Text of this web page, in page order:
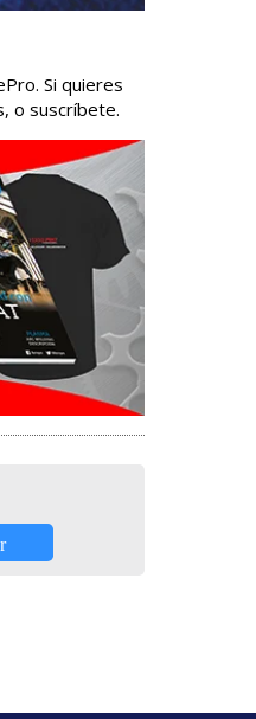
Si quieres
o suscríbete.